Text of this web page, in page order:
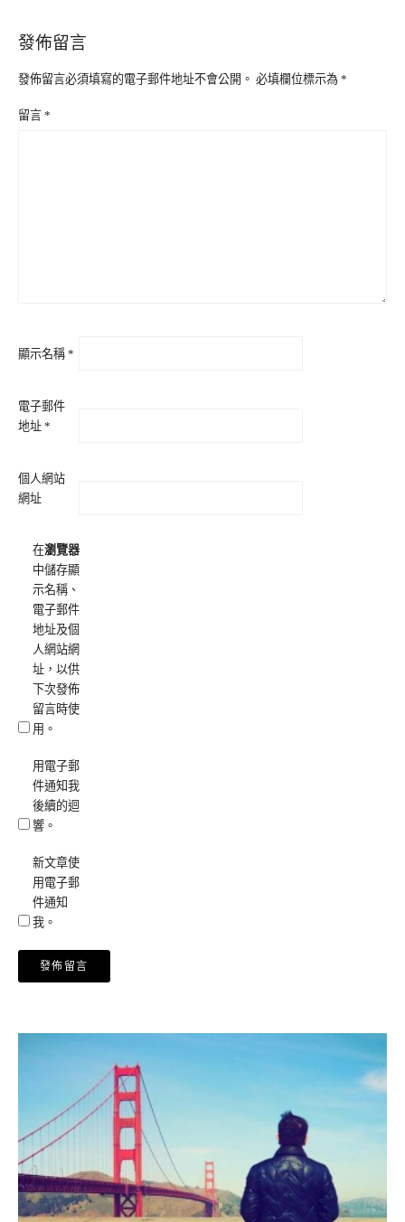
發佈留言
發佈留言必須填寫的電子郵件地址不會公開。 必填欄位標示為 *
留言 *
顯示名稱 *
電子郵件
地址 *
個人網站
網址
在瀏覽器
中儲存顯
示名稱、
電子郵件
地址及個
人網站網
址，以供
下次發佈
留言時使
用。
用電子郵
件通知我
後續的迴
響。
新文章使
用電子郵
件通知
我。